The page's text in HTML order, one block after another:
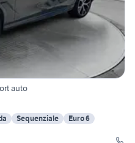
auto
Sequenziale
Euro 6